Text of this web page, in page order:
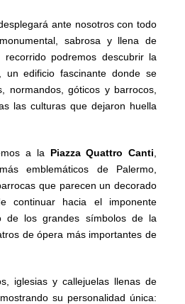
ante nosotros con todo
sabrosa y llena de
podremos descubrir la
, un edificio fascinante donde se
normandos, góticos y barrocos,
las culturas que dejaron huella
a la Piazza Quattro Canti
emblemáticos de Palermo,
que parecen un decorado
continuar hacia el imponente
de los grandes símbolos de la
de ópera más importantes de
iglesias y callejuelas llenas de
su personalidad única: